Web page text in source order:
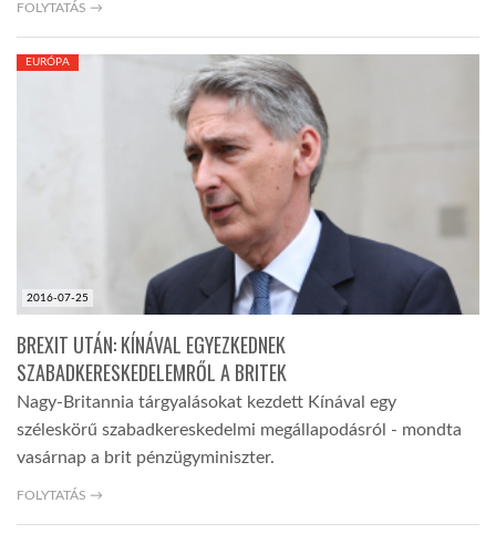
FOLYTATÁS →
2016-07-25
EURÓPA
BREXIT UTÁN: KÍNÁVAL EGYEZKEDNEK
SZABADKERESKEDELEMRŐL A BRITEK
Nagy-Britannia tárgyalásokat kezdett Kínával egy
széleskörű szabadkereskedelmi megállapodásról - mondta
vasárnap a brit pénzügyminiszter.
FOLYTATÁS →